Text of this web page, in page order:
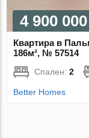
4 900
Квартира в
186м², № 57514
Спален:2
Better Homes